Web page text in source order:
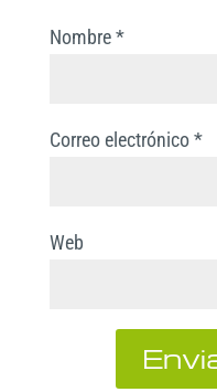
Nombre*
Correo electrónico*
Web